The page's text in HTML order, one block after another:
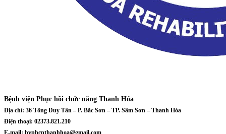
Bệnh viện Phục hồi chức năng Thanh Hóa
Địa chỉ: 36 Tống Duy Tân – P. Bắc Sơn – TP. Sầm Sơn – Thanh Hóa
Điện thoại: 02373.821.210
E-mail: bvphcnthanhhoa@gmail.com